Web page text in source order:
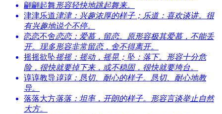
翩翩起舞形容轻快地跳起舞来。
津津乐道津津：兴趣浓厚的样子；乐道：喜欢谈讲。很
有兴趣地说个不停。
恋恋不舍恋恋：爱慕，留恋。原形容极其爱慕，不能丢
开。现多形容非常留恋，舍不得离开。
摇摇欲坠摇摇：摇动，摇晃；坠：落下。形容十分危
险，很快就要掉下来，或不稳固，很快就要垮台。
谆谆教导谆谆：恳切、耐心的样子。恳切、耐心地教
导。
落落大方落落：坦率，开朗的样子。形容言谈举止自然
大方。